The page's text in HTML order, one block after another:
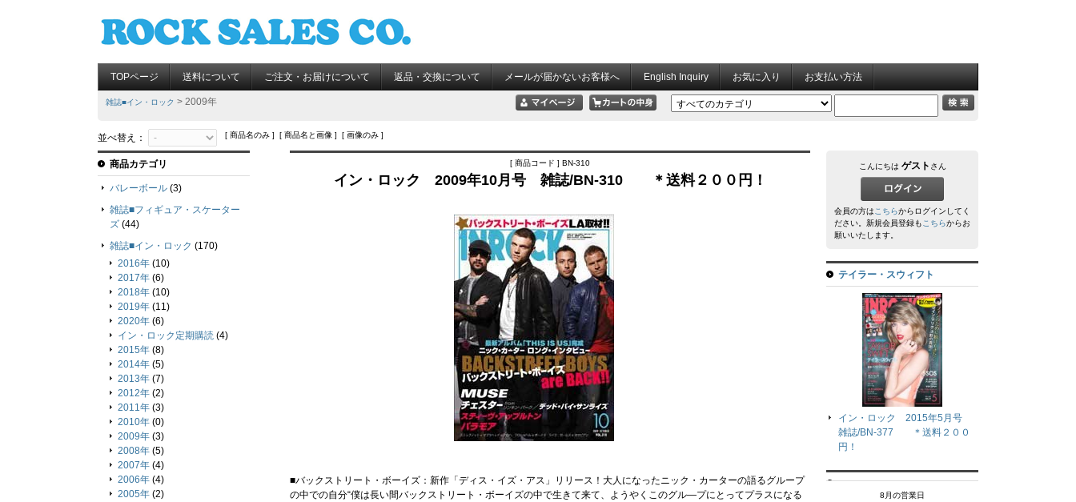
TOPページ 送料について ご注文・お届けについて 返品・交換について メールが届かないお客様へ English Inquiry お気に入り お支払い方法
雑誌■イン・ロック > 2009年
並べ替え： [ 商品名のみ ] [ 商品名と画像 ] [ 画像のみ ]
[ 商品コード ] BN-310
イン・ロック 2009年10月号 雑誌/BN-310 ＊送料２００円！
■バックストリート・ボーイズ：新作「ディス・イズ・アス」リリース！大人になったニック・カーターの語るグループ
の中での自分“僕は長い間バックストリート・ボーイズの中で生きて来て、ようやくこのグル―プにとってプラスになる
商品カテゴリ
バレーボール (3)
雑誌■フィギュア・スケーター
ズ (44)
雑誌■イン・ロック (170)
2016年 (10)
2017年 (6)
2018年 (10)
2019年 (11)
2020年 (6)
イン・ロック定期購読 (4)
2015年 (8)
2014年 (5)
2013年 (7)
2012年 (2)
2011年 (3)
2010年 (0)
2009年 (3)
2008年 (5)
2007年 (4)
2006年 (4)
2005年 (2)
こんにちは ゲスト さん
会員の方はこちらからログインしてく
ださい。新規会員登録もこちらからお
願いいたします。
テイラー・スウィフト
イン・ロック 2015年5月号
雑誌/BN-377 ＊送料２００
円！
8月の営業日